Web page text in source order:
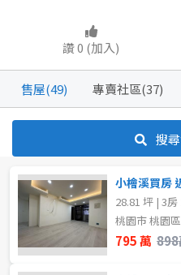
不拘
20~30 坪
60~70 坪
80坪以上
車位
20~30 坪
40~50 坪
讚 0 (加入)
售屋(49) 專賣社區(37)
搜
28.81 坪 | 3
桃園市 桃園
795 萬 898